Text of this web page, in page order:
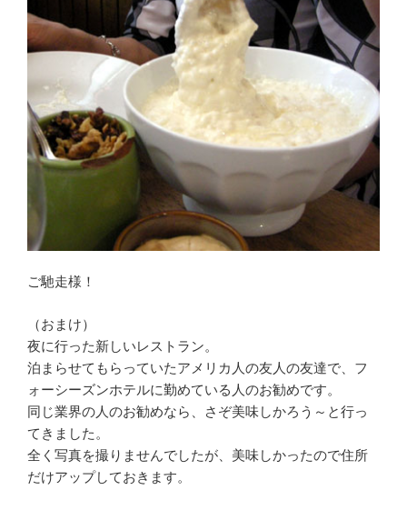
ご馳走様！
（おまけ）
夜に行った新しいレストラン。
泊まらせてもらっていたアメリカ人の友人の友達で、フ
ォーシーズンホテルに勤めている人のお勧めです。
同じ業界の人のお勧めなら、さぞ美味しかろう～と行っ
てきました。
全く写真を撮りませんでしたが、美味しかったので住所
だけアップしておきます。